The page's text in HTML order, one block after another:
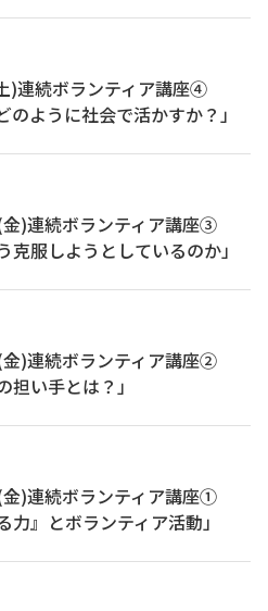
)連続ボランティア講座④
のように社会で活かすか？」
金)連続ボランティア講座③
克服しようとしているのか」
金)連続ボランティア講座②
担い手とは？」
金)連続ボランティア講座①
力』とボランティア活動」